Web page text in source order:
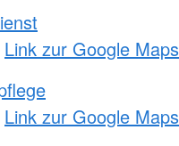
Link zur Google
Link zur Google